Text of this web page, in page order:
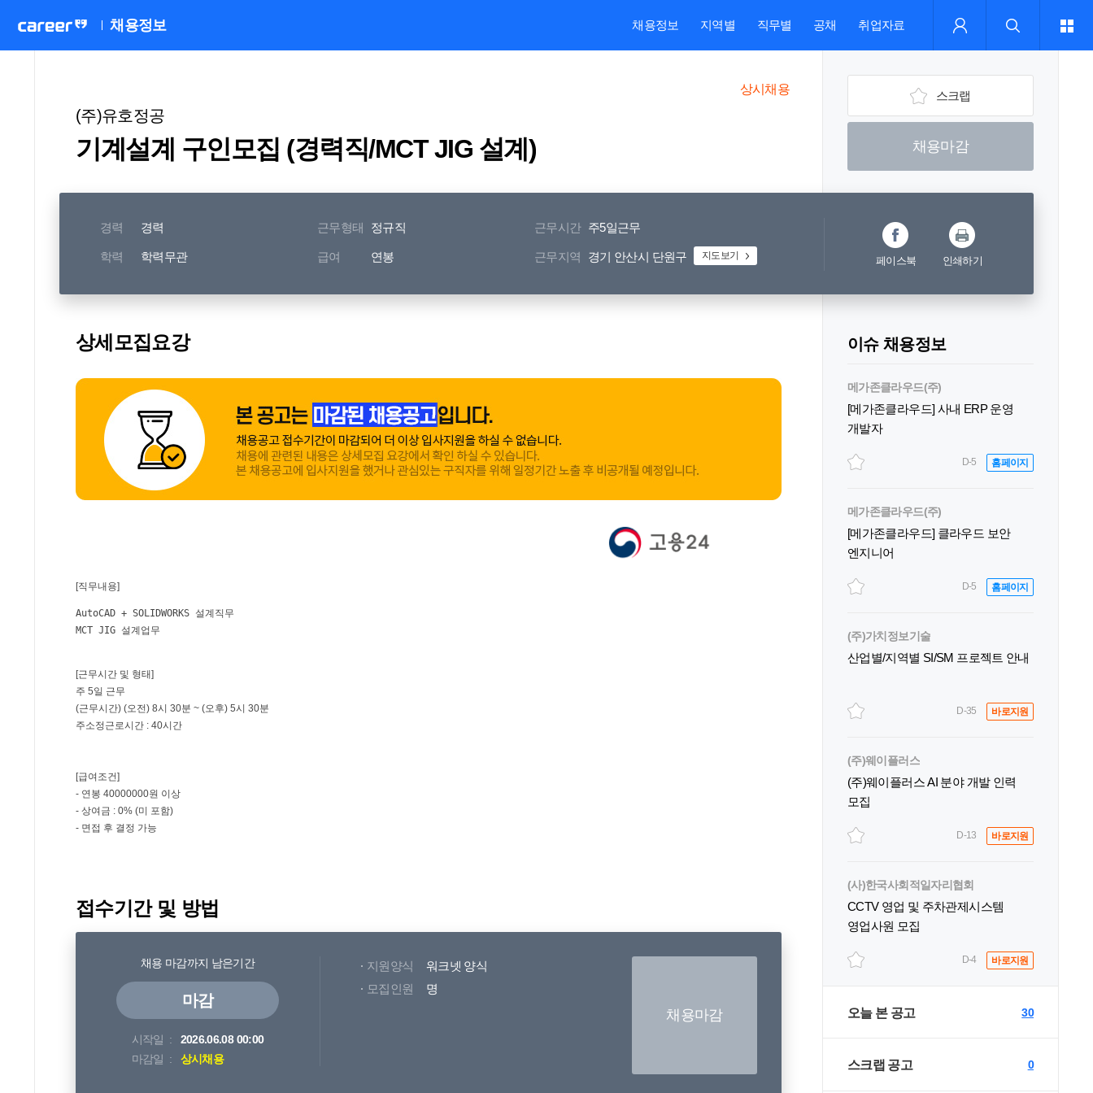
채용정보 채용정보 지역별 직무별 공채 취업자료
(주)유호정공
기계설계 구인모집 (경력직/MCT JIG 설계)
상시채용 스크랩
채용마감
경력 경력 근무형태 정규직 근무시간 주5일근무
학력 학력무관 급여 연봉 근무지역 경기 안산시 단원구 지도보기 페이스북 인쇄하기
상세모집요강
접수기간 및 방법
채용 마감까지 남은기간
마감
시작일
2026.06.08 00:00
마감일
상시채용
지원양식
워크넷 양식
모집인원
명
채용마감
이슈 채용정보
메가존클라우드(주)
[메가존클라우드] 사내 ERP 운영
개발자
D-5 홈페이지
메가존클라우드(주)
[메가존클라우드] 클라우드 보안
엔지니어
D-5 홈페이지
(주)가치정보기술
산업별/지역별 SI/SM 프로젝트 안내
D-35 바로지원
(주)웨이플러스
(주)웨이플러스 AI 분야 개발 인력
모집
D-13 바로지원
(사)한국사회적일자리협회
CCTV 영업 및 주차관제시스템
영업사원 모집
D-4 바로지원
오늘 본 공고 30
스크랩 공고 0